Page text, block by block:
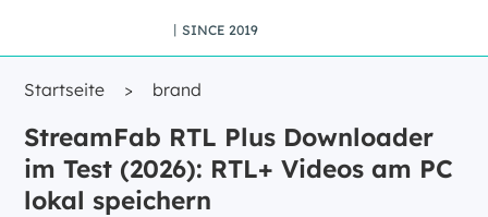
丨SINCE 2019
Startseite > brand
StreamFab RTL Plus Downloader
im Test (2026): RTL+ Videos am PC
lokal speichern